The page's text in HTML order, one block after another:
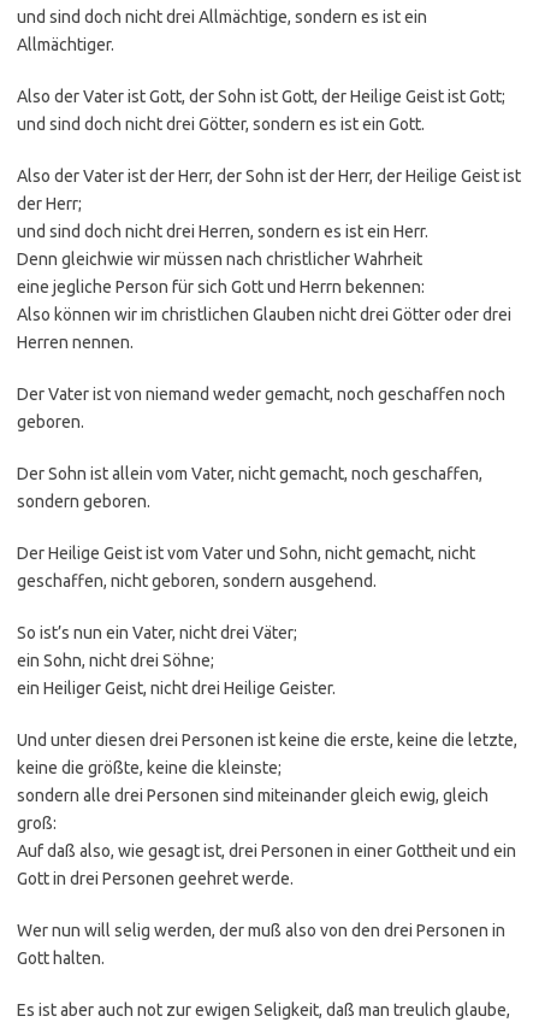
und sind doch nicht drei Allmächtige, sondern es ist ein
Allmächtiger.
Also der Vater ist Gott, der Sohn ist Gott, der Heilige Geist ist Gott;
und sind doch nicht drei Götter, sondern es ist ein Gott.
Also der Vater ist der Herr, der Sohn ist der Herr, der Heilige Geist ist
der Herr;
und sind doch nicht drei Herren, sondern es ist ein Herr.
Denn gleichwie wir müssen nach christlicher Wahrheit
eine jegliche Person für sich Gott und Herrn bekennen:
Also können wir im christlichen Glauben nicht drei Götter oder drei
Herren nennen.
Der Vater ist von niemand weder gemacht, noch geschaffen noch
geboren.
Der Sohn ist allein vom Vater, nicht gemacht, noch geschaffen,
sondern geboren.
Der Heilige Geist ist vom Vater und Sohn, nicht gemacht, nicht
geschaffen, nicht geboren, sondern ausgehend.
So ist’s nun ein Vater, nicht drei Väter;
ein Sohn, nicht drei Söhne;
ein Heiliger Geist, nicht drei Heilige Geister.
Und unter diesen drei Personen ist keine die erste, keine die letzte,
keine die größte, keine die kleinste;
sondern alle drei Personen sind miteinander gleich ewig, gleich
groß:
Auf daß also, wie gesagt ist, drei Personen in einer Gottheit und ein
Gott in drei Personen geehret werde.
Wer nun will selig werden, der muß also von den drei Personen in
Gott halten.
Es ist aber auch not zur ewigen Seligkeit, daß man treulich glaube,